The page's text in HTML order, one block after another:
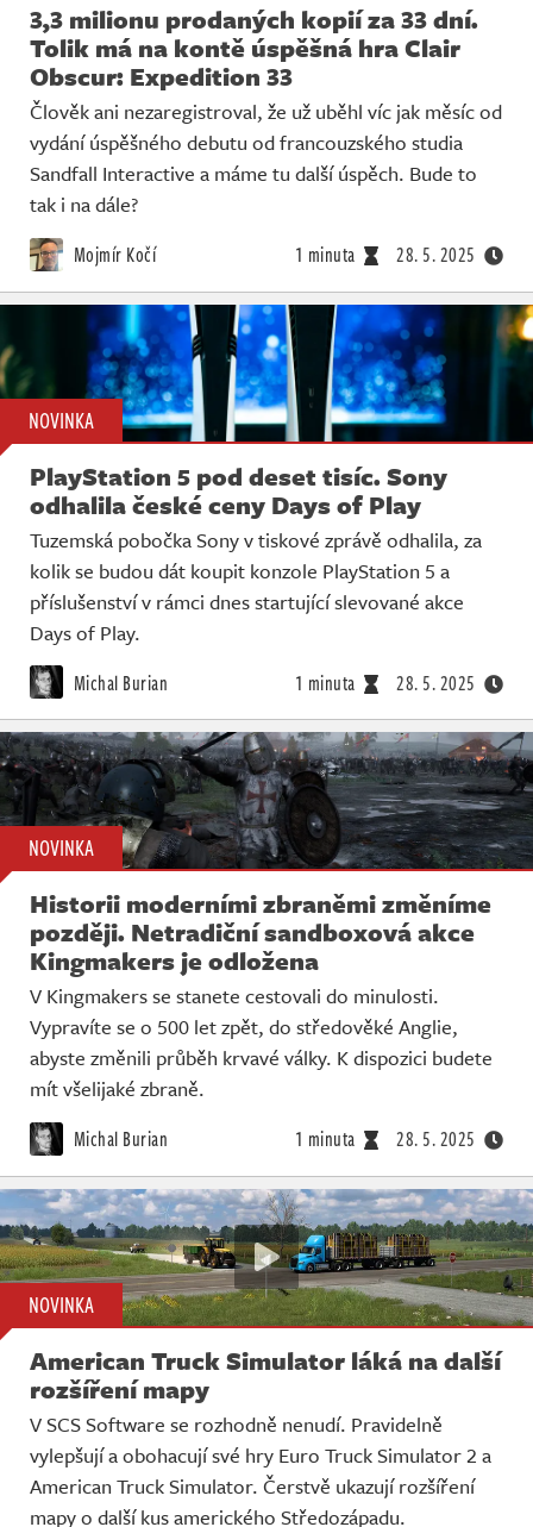
3,3 milionu prodaných kopií za 33 dní.
Tolik má na kontě úspěšná hra Clair
Obscur: Expedition 33
Člověk ani nezaregistroval, že už uběhl víc jak měsíc od
vydání úspěšného debutu od francouzského studia
Sandfall Interactive a máme tu další úspěch. Bude to
tak i na dále?
Mojmír Kočí 1 minuta 28. 5. 2025
NOVINKA
PlayStation 5 pod deset tisíc. Sony
odhalila české ceny Days of Play
Tuzemská pobočka Sony v tiskové zprávě odhalila, za
kolik se budou dát koupit konzole PlayStation 5 a
příslušenství v rámci dnes startující slevované akce
Days of Play.
Michal Burian 1 minuta 28. 5. 2025
NOVINKA
Historii moderními zbraněmi změníme
později. Netradiční sandboxová akce
Kingmakers je odložena
V Kingmakers se stanete cestovali do minulosti.
Vypravíte se o 500 let zpět, do středověké Anglie,
abyste změnili průběh krvavé války. K dispozici budete
mít všelijaké zbraně.
Michal Burian 1 minuta 28. 5. 2025
NOVINKA
American Truck Simulator láká na další
rozšíření mapy
V SCS Software se rozhodně nenudí. Pravidelně
vylepšují a obohacují své hry Euro Truck Simulator 2 a
American Truck Simulator. Čerstvě ukazují rozšíření
mapy o další kus amerického Středozápadu.